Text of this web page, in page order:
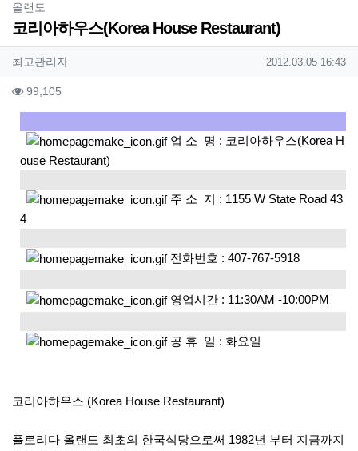
올랜도
코리아하우스(Korea House Restaurant)
작성자 정보
최고관리자작성 작성일
2012.03.05 16:43
컨텐츠 정보
99,105
업 소 명 : 코리아하우스(Korea H
ouse Restaurant)
주 소 지 : 1155 W State Road 43
4
전화번호 : 407-767-5918
영업시간 : 11:30AM -10:00PM
공 휴 일 : 화요일
코리아하우스 (Korea House Restaurant)
플로리다 올랜도 최초의 한국식당으로써 1982년 부터 지금까지